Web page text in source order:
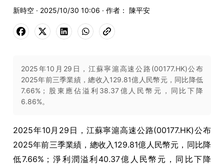
新時空 · 2025/10/30 10:06 · 作者： 陳平安
2025年10月29日，江蘇寧滬高速公路(00177.HK)公布
2025年前三季業績，總收入129.81億人民幣元，同比降低
7.66%；股東應佔溢利38.37億人民幣元，同比下降
6.86%。
2025年10月29日，江蘇寧滬高速公路(00177.HK)公布
2025年前三季業績，總收入129.81億人民幣元，同比降
低7.66%；淨利潤溢利40.37億人民幣元，同比下降